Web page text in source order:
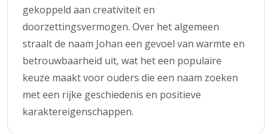
gekoppeld aan creativiteit en
doorzettingsvermogen. Over het algemeen
straalt de naam Johan een gevoel van warmte en
betrouwbaarheid uit, wat het een populaire
keuze maakt voor ouders die een naam zoeken
met een rijke geschiedenis en positieve
karaktereigenschappen.